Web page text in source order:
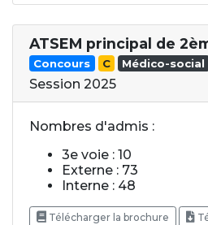
ATSEM principal de
Concours C Médico-social
Session 2025
Nombres d'admis :
3e voie : 10
Externe : 73
Interne : 48
Télécharger la brochure